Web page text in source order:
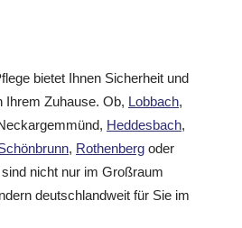
bietet Ihnen Sicherheit und
Ihrem Zuhause. Ob, Lobbach,
Heddesbach,
, Rothenberg oder
nicht nur im Großraum
deutschlandweit für Sie im